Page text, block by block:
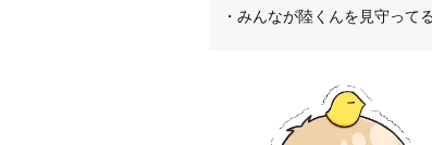
・みんなが陸くんを見守って